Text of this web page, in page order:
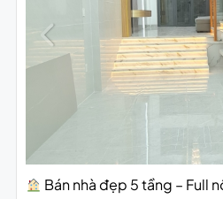
Bán nhà đẹp 5 tầng – Full